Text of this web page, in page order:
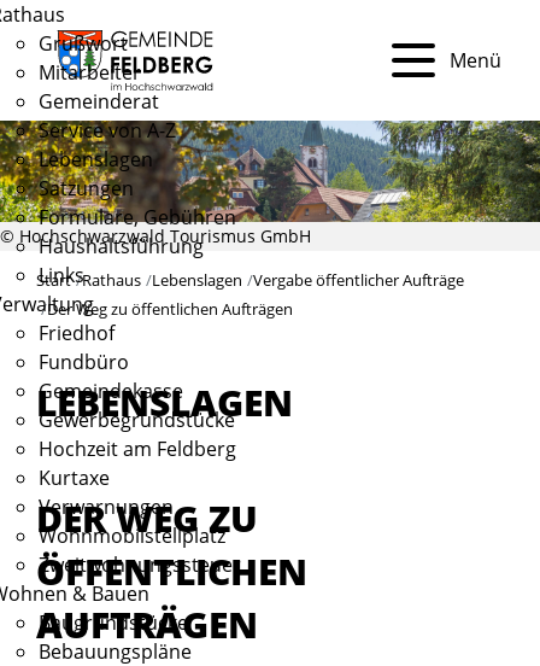
Grußwort
Mitarbeiter
Gemeinderat
Service von A-Z
Lebenslagen
Satzungen
Formulare, Gebühren
Haushaltsführung
Links
Friedhof
Fundbüro
Gemeindekasse
Gewerbegrundstücke
Hochzeit am Feldberg
Kurtaxe
Verwarnungen
Wohnmobilstellplatz
Zweitwohnungssteuer
& Bauen
Baugrundstücke
Bebauungspläne
Menü
© Hochschwarzwald Tourismus GmbH
Start Rathaus Lebenslagen Vergabe öffentlicher Aufträge
Der Weg zu öffentlichen Aufträgen
LEBENSLAGEN
DER WEG ZU
ÖFFENTLICHEN
AUFTRÄGEN